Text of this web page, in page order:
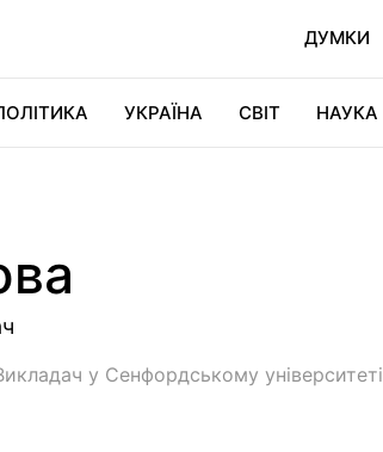
ДУМКИ
УКРАЇНА СВІТ НАУКА
у Сенфордському університеті